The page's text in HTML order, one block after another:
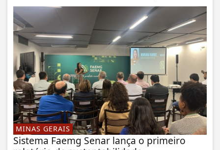
MINAS GERAIS
Sistema Faemg Senar lança o primeiro